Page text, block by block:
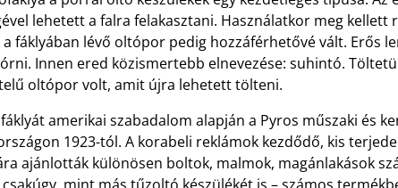
lehetett a falra felakasztani. Használatkor meg kellett
fáklyában lévő oltópor pedig hozzáférhetővé vált. Erős
Innen ered közismertebb elnevezése: suhintó.
oltópor volt, amit újra lehetett tölteni.
amerikai szabadalom alapján a Pyros műszaki és
1923-tól. A korabeli reklámok kezdődő, kis
ajánlották különösen boltok, malmok, magánlakások